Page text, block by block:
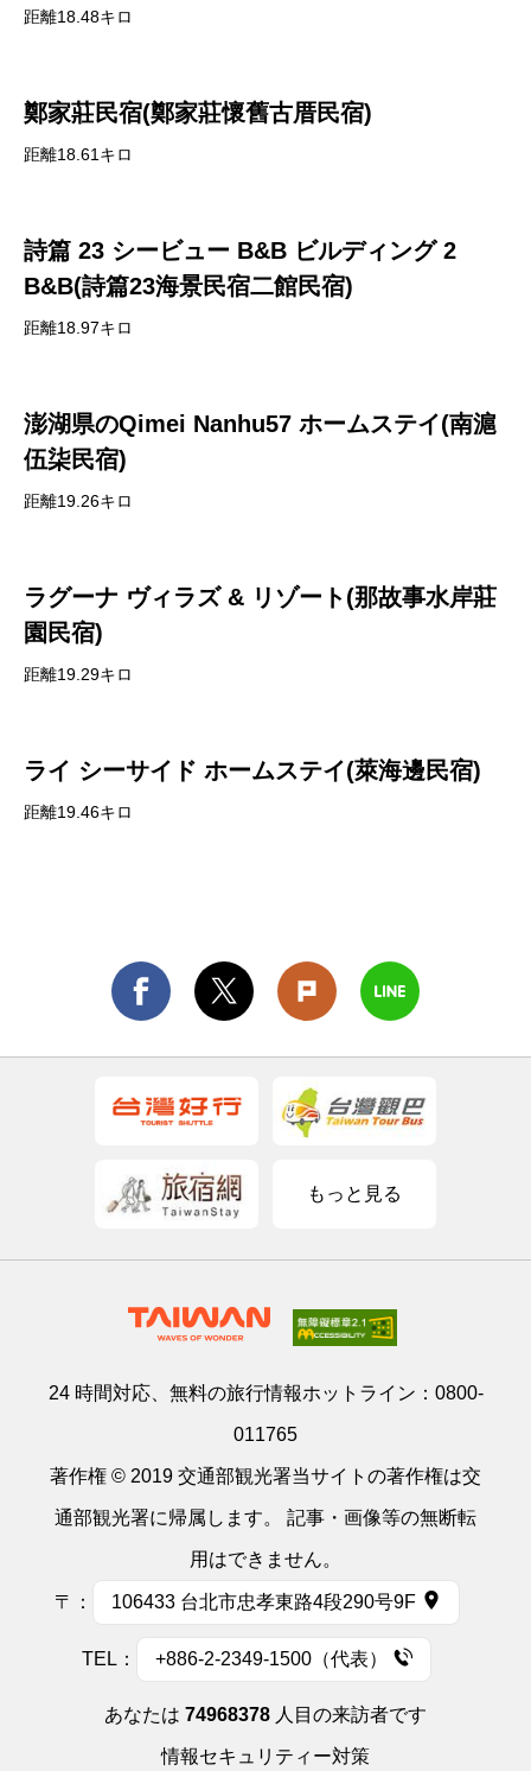
距離18.48キロ
鄭家莊民宿(鄭家莊懷舊古厝民宿)
距離18.61キロ
詩篇 23 シービュー B&B ビルディング 2
B&B(詩篇23海景民宿二館民宿)
距離18.97キロ
澎湖県のQimei Nanhu57 ホームステイ(南滬
伍柒民宿)
距離19.26キロ
ラグーナ ヴィラズ & リゾート(那故事水岸莊
園民宿)
距離19.29キロ
ライ シーサイド ホームステイ(萊海邊民宿)
距離19.46キロ
もっと見る
24 時間対応、無料の旅行情報ホットライン： 0800-
011765
著作権 © 2019 交通部観光署当サイトの著作権は交
通部観光署に帰属します。 記事・画像等の無断転
用はできません。
〒： 106433 台北市忠孝東路4段290号9F
TEL： +886-2-2349-1500（代表）
あなたは 74968378 人目の来訪者です
情報セキュリティー対策